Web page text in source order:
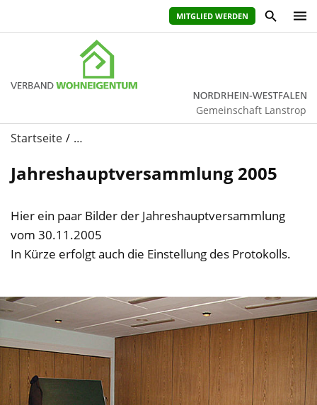
MITGLIED WERDEN
Gemeinschaft Lanstrop
Startseite …
Jahreshauptversammlung 2005
Hier ein paar Bilder der Jahreshauptversammlung
vom 30.11.2005
In Kürze erfolgt auch die Einstellung des Protokolls.